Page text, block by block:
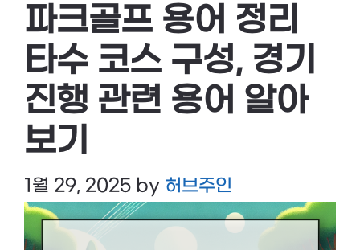
파크골프 용어 정리
타수 코스 구성, 경기
진행 관련 용어 알아
보기
1월 29, 2025 by 허브주인